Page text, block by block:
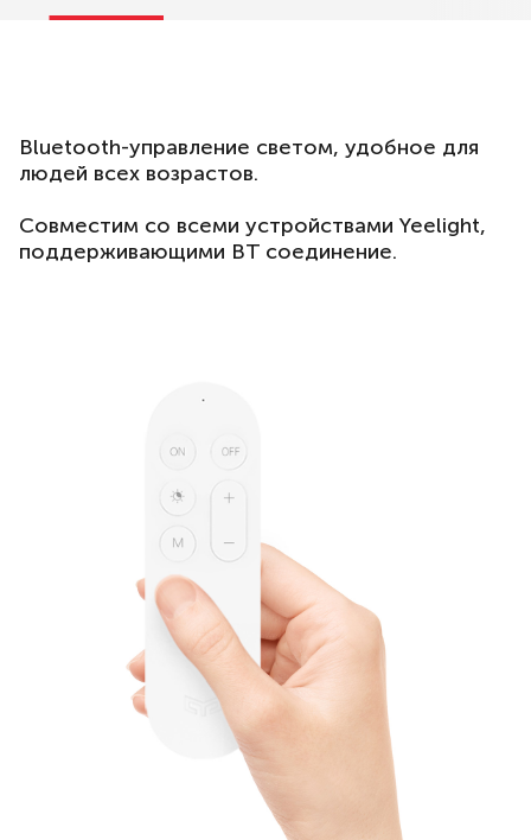
Bluetooth-управление светом, удобное для
людей всех возрастов.
Совместим со всеми устройствами Yeelight,
поддерживающими BT соединение.